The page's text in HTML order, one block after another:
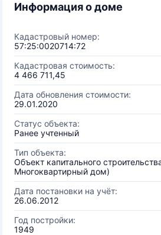
Информация о доме
Кадастровый номер:
57:25:0020714:72
Кадастровая стоимость:
4 466 711,45
Дата обновления стоимости:
29.01.2020
Статус объекта:
Ранее учтенный
Тип объекта:
Объект капитального
Многоквартирный дом)
Дата постановки на учёт:
26.06.2012
Год постройки:
1949